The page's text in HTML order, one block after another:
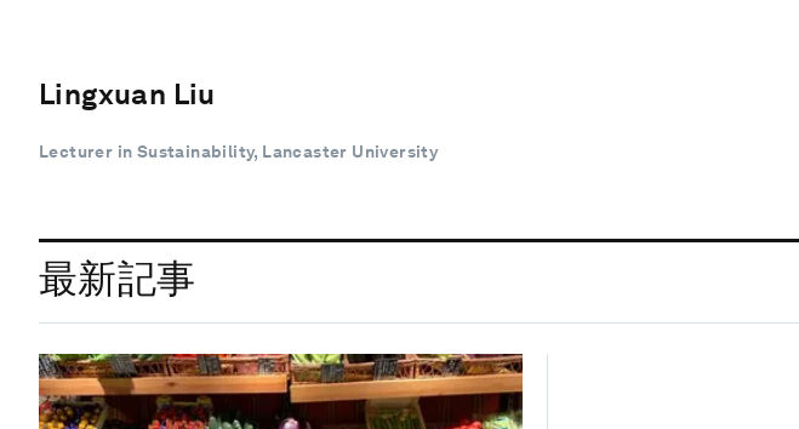
Lingxuan Liu
Lecturer in Sustainability, Lancaster University
最新記事